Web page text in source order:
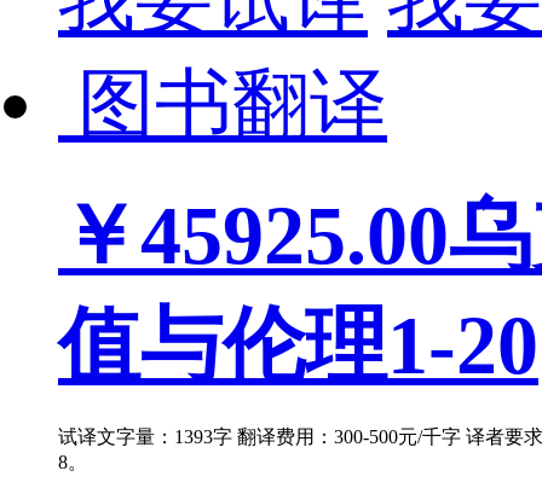
图书翻译
￥45925.00
值与伦理1-20
试译文字量：1393字 翻译费用：300-500元/千字 译者要
8。